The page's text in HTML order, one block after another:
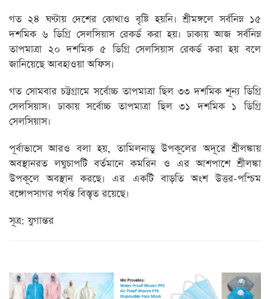
গত ২৪ ঘণ্টায় দেশের কোথাও বৃষ্টি হয়নি। শ্রীমঙ্গলে সর্বনিম্ন ১৫
দশমিক ৬ ডিগ্রি সেলসিয়াস রেকর্ড করা হয়। ঢাকায় আজ সর্বনিম্ন
তাপমাত্রা ২০ দশমিক ৫ ডিগ্রি সেলসিয়াস রেকর্ড করা হয় বলে
জানিয়েছে আবহাওয়া অফিস।
গত সোমবার চট্টগ্রামে সর্বোচ্চ তাপমাত্রা ছিল ৩৩ দশমিক শূন্য ডিগ্রি
সেলসিয়াস। ঢাকায় সর্বোচ্চ তাপমাত্রা ছিল ৩১ দশমিক ১ ডিগ্রি
সেলসিয়াস।
পূর্বাভাসে আরও বলা হয়, তামিলনাড়ু উপকূলের অদূরে শ্রীলঙ্কায়
অবস্থানরত লঘুচাপটি বর্তমানে কমরিন ও এর আশপাশে শ্রীলঙ্কা
উপকূলে অবস্থান করছে। এর একটি বাড়তি অংশ উত্তর-পশ্চিম
বঙ্গোপসাগর পর্যন্ত বিস্তৃত রয়েছে।
সূত্র: যুগান্তর